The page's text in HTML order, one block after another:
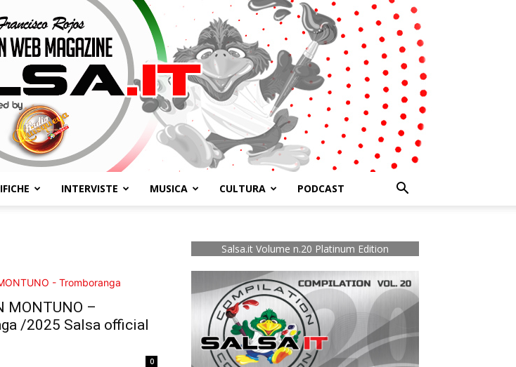
INTERVISTE MUSICA CULTURA PODCAST
MONTUNO –
/2025 Salsa official
0
Salsa.it Volume n.20 Platinum Edition